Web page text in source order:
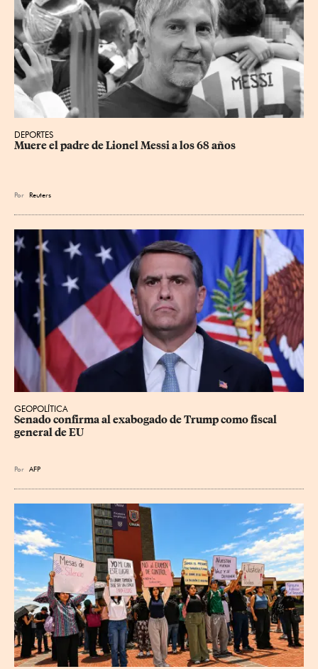
DEPORTES
Muere el padre de Lionel Messi a los 68 años
Por Reuters
GEOPOLÍTICA
Senado confirma al exabogado de Trump como fiscal
general de EU
Por AFP